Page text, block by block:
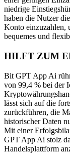
niedrige
haben die Nutzer
Konto einzuzahlen,
bequemes und
HILFT ZUM
Bit GPT App Ai
von 99,4 % bei der
lässt sich auf die
zurückführen, die
historischer Daten
Mit einer
GPT App Ai stolz
Handelsplattform